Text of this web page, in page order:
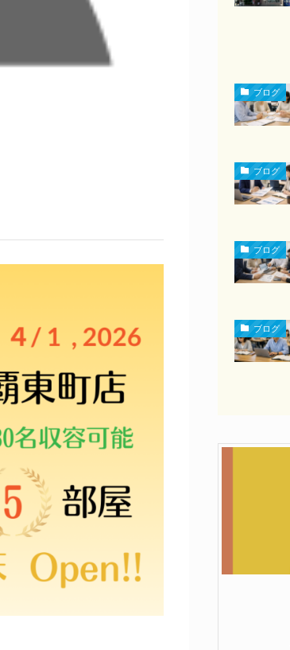
ブログ
ブログ
ブログ
ブログ